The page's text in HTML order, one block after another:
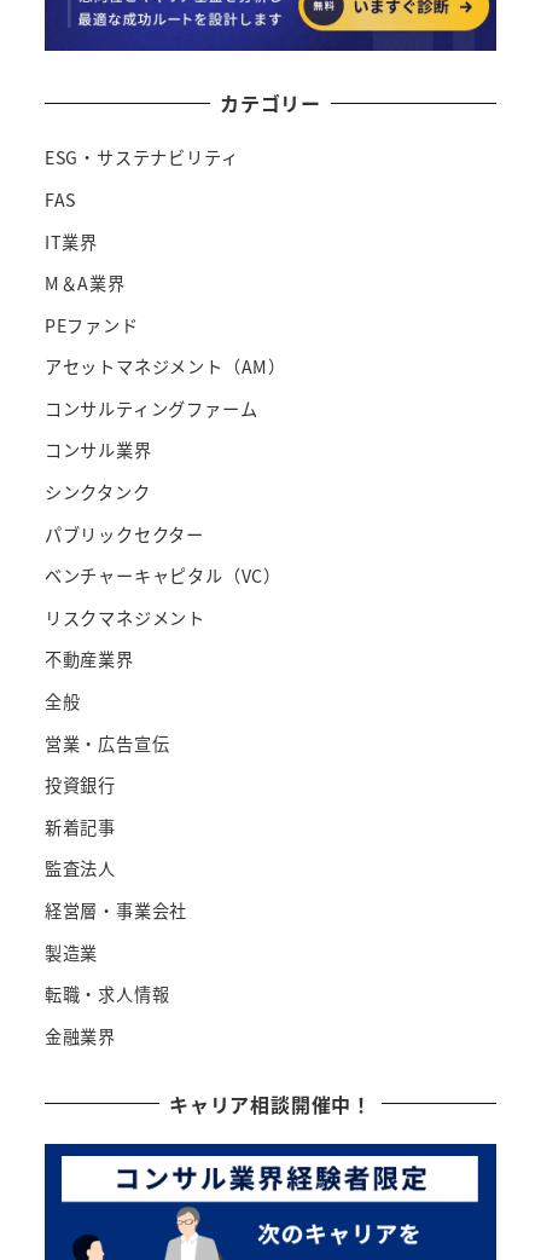
カテゴリー
ESG・サステナビリティ
FAS
IT業界
M＆A業界
PEファンド
アセットマネジメント（AM）
コンサルティングファーム
コンサル業界
シンクタンク
パブリックセクター
ベンチャーキャピタル（VC）
リスクマネジメント
不動産業界
全般
営業・広告宣伝
投資銀行
新着記事
監査法人
経営層・事業会社
製造業
転職・求人情報
金融業界
キャリア相談開催中！